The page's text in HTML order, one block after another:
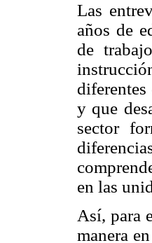
Las
años de
de
y que
sector
en las
Así, para
manera